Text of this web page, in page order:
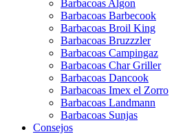
Barbacoas Algon
Barbacoas Barbecook
Barbacoas Broil King
Barbacoas Bruzzzler
Barbacoas Campingaz
Barbacoas Char Griller
Barbacoas Dancook
Barbacoas Imex el Zorro
Barbacoas Landmann
Barbacoas Sunjas
Consejos